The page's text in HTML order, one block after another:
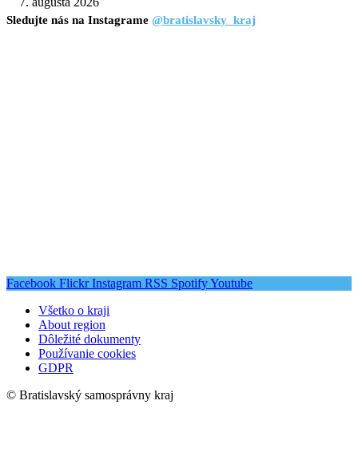
Sledujte nás na Instagrame @bratislavsky_kraj
Facebook Flickr Instagram RSS SpotifyYoutube
Všetko o kraji
About region
Dôležité dokumenty
Používanie cookies
GDPR
© Bratislavský samosprávny kraj